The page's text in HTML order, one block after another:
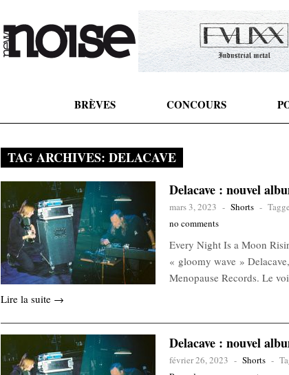
BRÈVES CONCOURS
TAG ARCHIVES: DELACAVE
Delacave : nouvel
mars 3, 2023 - Shorts -
no comments
Every Night Is a Moon
« gloomy wave »
Menopause Records. Le
Lire la suite →
Delacave : nouvel
février 26, 2023 - Shorts -